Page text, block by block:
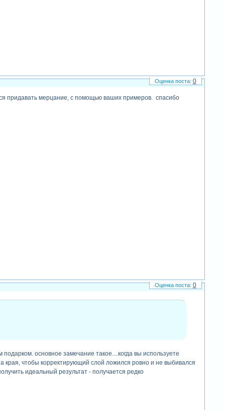
придавать мерцание, с помощью ваших примеров. спасибо
0
основное замечание такое....когда вы используете
края, чтобы корректирующий слой ложился ровно и не выбивался
идеальный результат - получается редко
0